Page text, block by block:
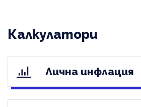
Калкулатори
Лична инфлация